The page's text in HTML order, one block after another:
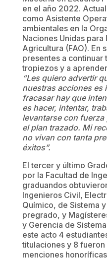
en el año 2022.
como Asistente
ambientales en la
Naciones Unidas
Agricultura (FAO). En
presentes a continuar
tropiezos y a
“Les quiero advertir
nuestras acciones es
fracasar hay que
es hacer, intentar,
levantarse con
el plan trazado. Mi
no vivan con tanta
éxitos”.
El tercer y último
por la Facultad de
graduandos
Ingenieros Civil,
Químico, de Sistema
pregrado, y
y Gerencia de
este acto 4
titulaciones y 8
menciones